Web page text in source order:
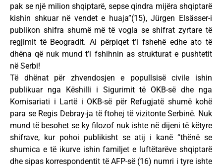
pak se një milion shqiptarë, sepse qindra mijëra shqiptarë
kishin shkuar në vendet e huaja”(15), Jürgen Elsässer-i
publikon shifra shumë më të vogla se shifrat zyrtare të
regjimit të Beogradit. Ai përpiqet t’i fshehë edhe ato të
dhëna që nuk mund t’i fshihnin as strukturat e pushtetit
në Serbi!
Të dhënat për zhvendosjen e popullsisë civile ishin
publikuar nga Këshilli i Sigurimit të OKB-së dhe nga
Komisariati i Lartë i OKB-së për Refugjatë shumë kohë
para se Regis Debray-ja të ftohej të vizitonte Serbinë. Nuk
mund të besohet se ky filozof nuk ishte në dijeni të këtyre
shifrave, kur pohoi publikisht se atij i kanë “thënë se
shumica e të ikurve ishin familjet e luftëtarëve shqiptarë
dhe sipas korrespondentit të AFP-së (16) numri i tyre ishte